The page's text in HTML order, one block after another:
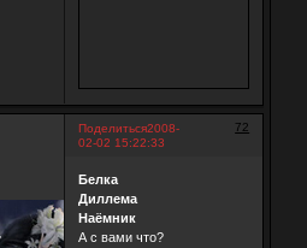
Поделиться 72
2008-
02-02 15:22:33
Белка
Диллема
Наёмник
А с вами что?